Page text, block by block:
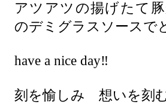
アツアツの揚げたて
のデミグラスソースで
have a nice day‼️
刻を愉しみ 想いを刻